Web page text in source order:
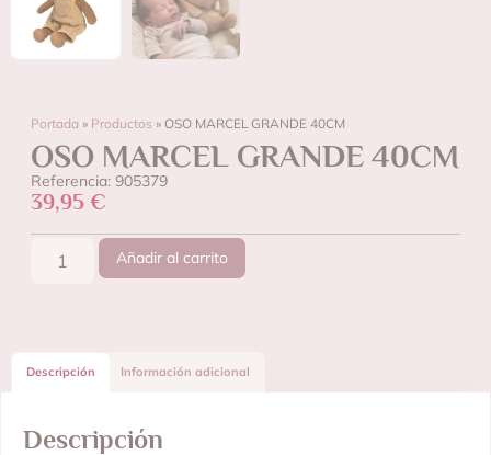
Portada » Productos » OSO MARCEL GRANDE 40CM
OSO MARCEL GRANDE 40CM
Referencia: 905379
39,95 €
Añadir al carrito
Descripción Información adicional
Descripción